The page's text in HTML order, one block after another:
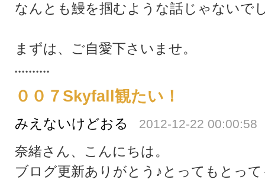
なんとも鰻を掴むような話じゃないで
まずは、ご自愛下さいませ。
００７Skyfall観たい！
みえないけどおる 2012-12-22 00:00:58
奈緒さん、こんにちは。
ブログ更新ありがとう♪とってもとっ